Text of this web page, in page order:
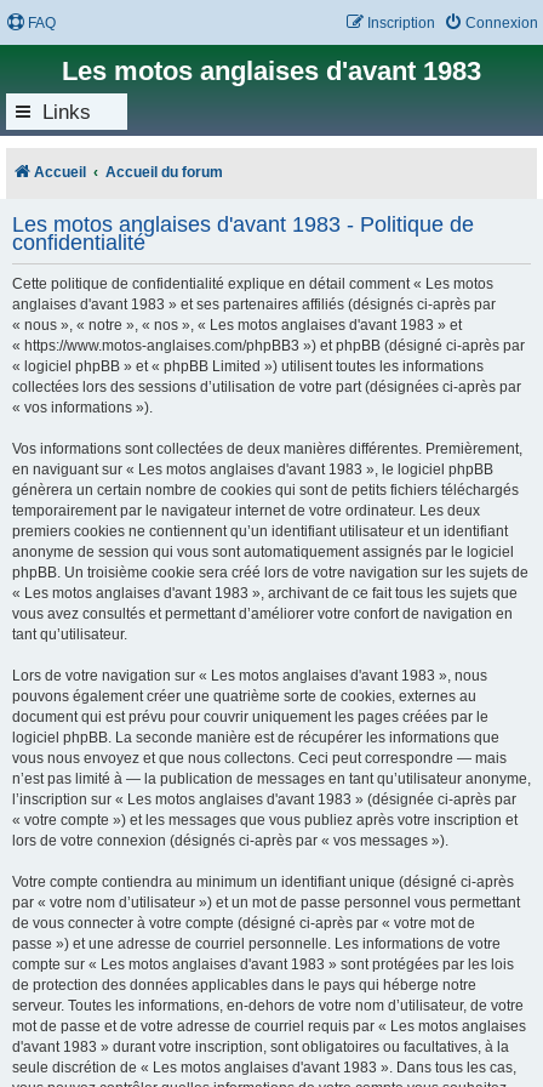
FAQ Connexion
Inscription
Les motos anglaises d'avant 1983
Links
Accueil Accueil du forum
Les motos anglaises d'avant 1983 - Politique de
confidentialité
Cette politique de confidentialité explique en détail comment « Les motos
anglaises d'avant 1983 » et ses partenaires affiliés (désignés ci-après par
« nous », « notre », « nos », « Les motos anglaises d'avant 1983 » et
« https://www.motos-anglaises.com/phpBB3 ») et phpBB (désigné ci-après par
« logiciel phpBB » et « phpBB Limited ») utilisent toutes les informations
collectées lors des sessions d’utilisation de votre part (désignées ci-après par
« vos informations »).
Vos informations sont collectées de deux manières différentes. Premièrement,
en naviguant sur « Les motos anglaises d'avant 1983 », le logiciel phpBB
génèrera un certain nombre de cookies qui sont de petits fichiers téléchargés
temporairement par le navigateur internet de votre ordinateur. Les deux
premiers cookies ne contiennent qu’un identifiant utilisateur et un identifiant
anonyme de session qui vous sont automatiquement assignés par le logiciel
phpBB. Un troisième cookie sera créé lors de votre navigation sur les sujets de
« Les motos anglaises d'avant 1983 », archivant de ce fait tous les sujets que
vous avez consultés et permettant d’améliorer votre confort de navigation en
tant qu’utilisateur.
Lors de votre navigation sur « Les motos anglaises d'avant 1983 », nous
pouvons également créer une quatrième sorte de cookies, externes au
document qui est prévu pour couvrir uniquement les pages créées par le
logiciel phpBB. La seconde manière est de récupérer les informations que
vous nous envoyez et que nous collectons. Ceci peut correspondre — mais
n’est pas limité à — la publication de messages en tant qu’utilisateur anonyme,
l’inscription sur « Les motos anglaises d'avant 1983 » (désignée ci-après par
« votre compte ») et les messages que vous publiez après votre inscription et
lors de votre connexion (désignés ci-après par « vos messages »).
Votre compte contiendra au minimum un identifiant unique (désigné ci-après
par « votre nom d’utilisateur ») et un mot de passe personnel vous permettant
de vous connecter à votre compte (désigné ci-après par « votre mot de
passe ») et une adresse de courriel personnelle. Les informations de votre
compte sur « Les motos anglaises d'avant 1983 » sont protégées par les lois
de protection des données applicables dans le pays qui héberge notre
serveur. Toutes les informations, en-dehors de votre nom d’utilisateur, de votre
mot de passe et de votre adresse de courriel requis par « Les motos anglaises
d'avant 1983 » durant votre inscription, sont obligatoires ou facultatives, à la
seule discrétion de « Les motos anglaises d'avant 1983 ». Dans tous les cas,